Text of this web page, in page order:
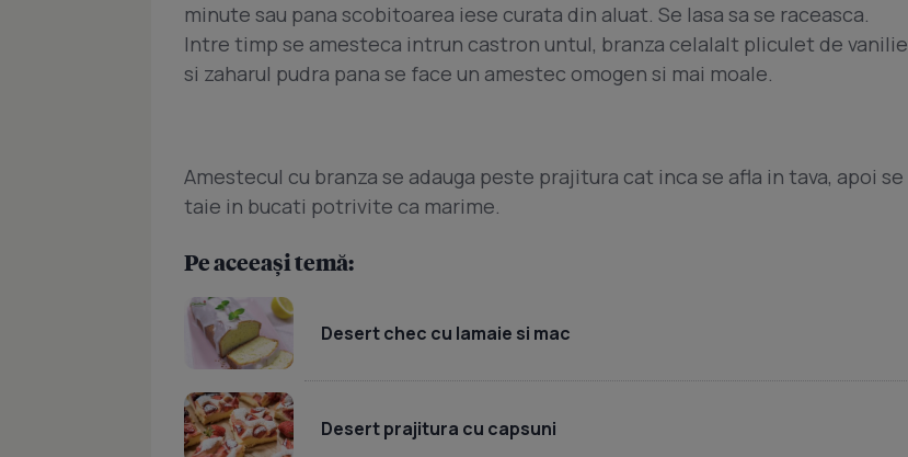
minute sau pana scobitoarea iese curata din aluat. Se lasa sa se raceasca.
Intre timp se amesteca intrun castron untul, branza celalalt pliculet de vanilie
si zaharul pudra pana se face un amestec omogen si mai moale.
Amestecul cu branza se adauga peste prajitura cat inca se afla in tava, apoi se
taie in bucati potrivite ca marime.
Pe aceeași temă:
Desert chec cu lamaie si mac
Desert prajitura cu capsuni